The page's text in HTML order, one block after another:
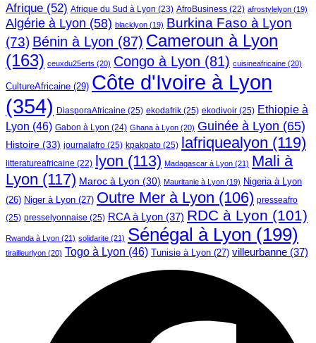
Afrique (52) Afrique du Sud à Lyon (23) AfroBusiness (22) afrostylelyon (19)
Algérie à Lyon (58) blacklyon (19) Burkina Faso à Lyon
(73) Bénin à Lyon (87) Cameroun à Lyon
(163) ceuxdu25erts (20) Congo à Lyon (81) cuisineafricaine (20)
CultureAfricaine (29) Côte d'Ivoire à Lyon
(354) DiasporaAfricaine (25) ekodafrik (25) ekodivoir (25) Ethiopie à
Lyon (46) Gabon à Lyon (24) Ghana à Lyon (20) Guinée à Lyon (65)
Histoire (33) journalafro (25) kpakpato (25) lafriquealyon (119)
litteratureafricaine (22) lyon (113) Madagascar à Lyon (21) Mali à
Lyon (117) Maroc à Lyon (30) Mauritanie à Lyon (19) Nigeria à Lyon
(26) Niger à Lyon (27) Outre Mer à Lyon (106) presseafro
(25) presselyonnaise (25) RCA à Lyon (37) RDC à Lyon (101)
Rwanda à Lyon (21) solidarite (21) Sénégal à Lyon (199)
tirailleurlyon (20) Togo à Lyon (46) Tunisie à Lyon (27) villeurbanne (37)